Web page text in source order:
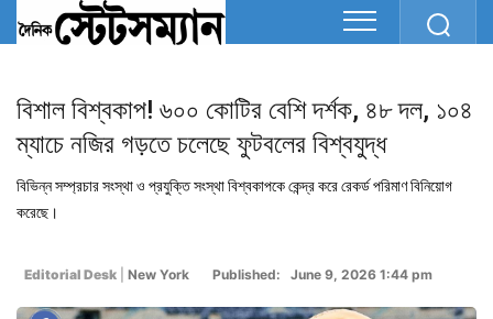
বিশাল বিশ্বকাপ! ৬০০ কোটির বেশি দর্শক, ৪৮ দল, ১০৪
ম্যাচে নজির গড়তে চলেছে ফুটবলের বিশ্বযুদ্ধ
বিভিন্ন সম্প্রচার সংস্থা ও প্রযুক্তি সংস্থা বিশ্বকাপকে কেন্দ্র করে রেকর্ড পরিমাণ বিনিয়োগ
করেছে।
Editorial Desk New York Published: June 9, 2026 1:44 pm